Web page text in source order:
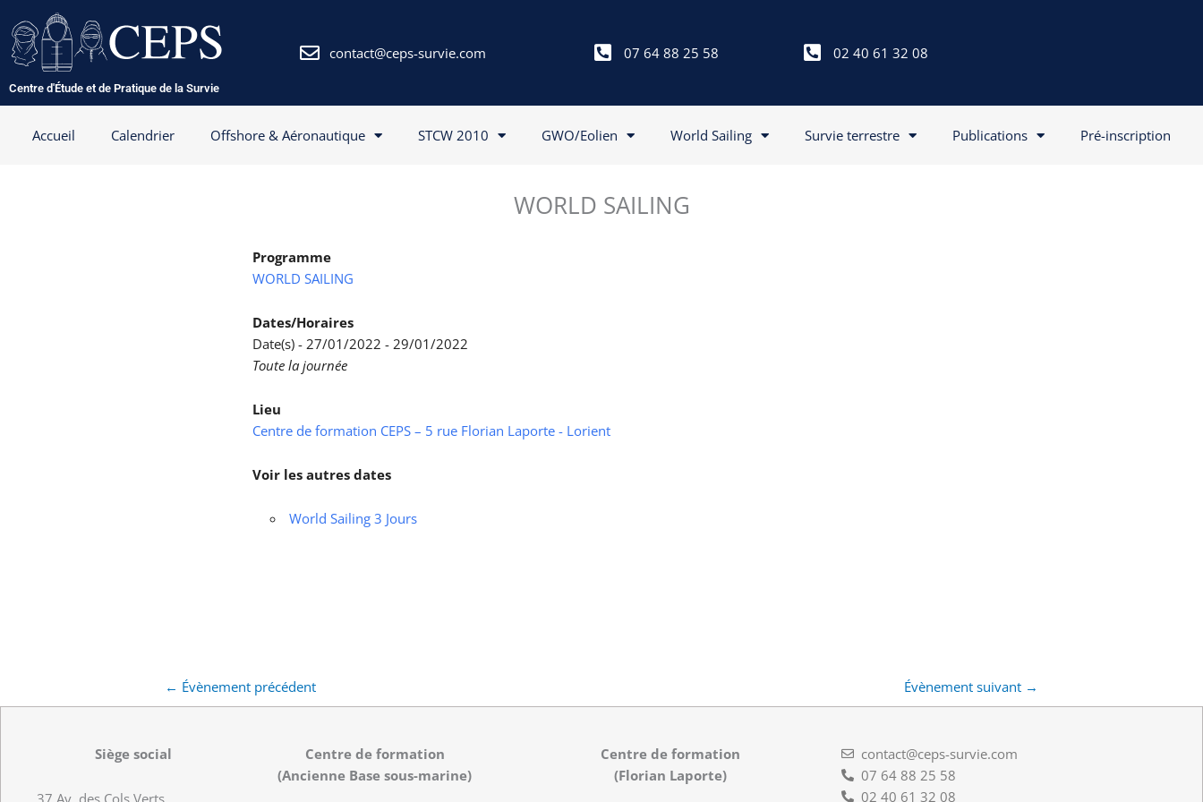
au
contenu
Centre d'Étude et de Pratique de la Survie
contact@ceps-survie.com 07 64 88 25 58 02 40 61 32 08
Accueil Calendrier Offshore & Aéronautique STCW 2010 GWO/Eolien World Sailing Survie terrestre Publications Pré-inscription
WORLD SAILING
Programme
WORLD SAILING
Dates/Horaires
Date(s) - 27/01/2022 - 29/01/2022
Toute la journée
Lieu
Centre de formation CEPS – 5 rue Florian Laporte - Lorient
Voir les autres dates
World Sailing 3 Jours
← Évènement précédent Évènement suivant →
Siège social
Centre de formation
(Ancienne Base sous-marine)
Centre de formation
(Florian Laporte)
contact@ceps-survie.com
07 64 88 25 58
02 40 61 32 08